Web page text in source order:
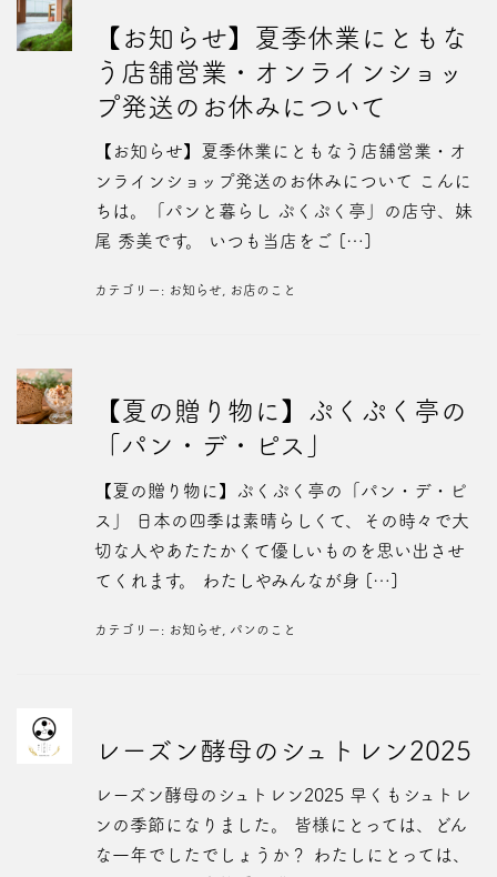
【お知らせ】夏季休業にともな
う店舗営業・オンラインショッ
プ発送のお休みについて
【お知らせ】夏季休業にともなう店舗営業・オ
ンラインショップ発送のお休みについて こんに
ちは。「パンと暮らし ぷくぷく亭」の店守、妹
尾 秀美です。 いつも当店をご […]
カテゴリー: お知らせ お店のこと
【夏の贈り物に】ぷくぷく亭の
「パン・デ・ピス」
【夏の贈り物に】ぷくぷく亭の「パン・デ・ピ
ス」 日本の四季は素晴らしくて、その時々で大
切な人やあたたかくて優しいものを思い出させ
てくれます。 わたしやみんなが身 […]
カテゴリー: お知らせ パンのこと
レーズン酵母のシュトレン2025
レーズン酵母のシュトレン2025 早くもシュトレ
ンの季節になりました。 皆様にとっては、どん
な一年でしたでしょうか？ わたしにとっては、